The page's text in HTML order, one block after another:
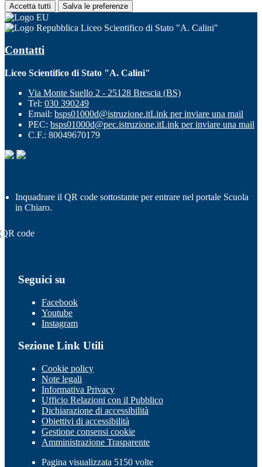
Accetta tutti Salva le preferenze
Liceo Scientifico di Stato "A. Calini"
Contatti
Liceo Scientifico di Stato "A. Calini"
Via Monte Suello 2 - 25128 Brescia (BS)
Tel: 030 390249
Email: bsps01000d@istruzione.itLink per inviare una mail
PEC: bsps01000d@pec.istruzione.itLink per inviare una mail
C.F.: 80049670179
Inquadrare il QR code sottostante per entrare nel portale Scuola
in Chiaro.
Seguici su
Facebook
Youtube
Instagram
Sezione Link Utili
Cookie policy
Note legali
Informativa Privacy
Ufficio Relazioni con il Pubblico
Dichiarazione di accessibilità
Obiettivi di accessibilità
Gestione consensi cookie
Amministrazione Trasparente
Pagina visualizzata 5150 volte